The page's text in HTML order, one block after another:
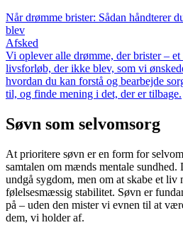
Når drømme brister: Sådan håndterer
blev
Afsked
Vi oplever alle drømme, der brister –
livsforløb, der ikke blev, som vi
hvordan du kan forstå og bearbejde
til, og finde mening i det, der er tilbage.
Søvn som selvomsorg
At prioritere søvn er en form for
samtalen om mænds mentale
undgå sygdom, men om at skabe et
følelsesmæssig stabilitet. Søvn er
på – uden den mister vi evnen til at
dem, vi holder af.